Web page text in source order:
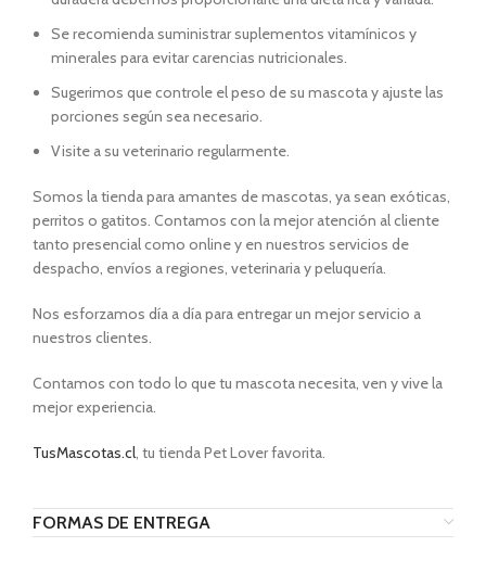
Se recomienda suministrar suplementos vitamínicos y
minerales para evitar carencias nutricionales.
Sugerimos que controle el peso de su mascota y ajuste las
porciones según sea necesario.
Visite a su veterinario regularmente.
Somos la tienda para amantes de mascotas, ya sean exóticas,
perritos o gatitos. Contamos con la mejor atención al cliente
tanto presencial como online y en nuestros servicios de
despacho, envíos a regiones, veterinaria y peluquería.
Nos esforzamos día a día para entregar un mejor servicio a
nuestros clientes.
Contamos con todo lo que tu mascota necesita, ven y vive la
mejor experiencia.
TusMascotas.cl, tu tienda Pet Lover favorita.
FORMAS DE ENTREGA